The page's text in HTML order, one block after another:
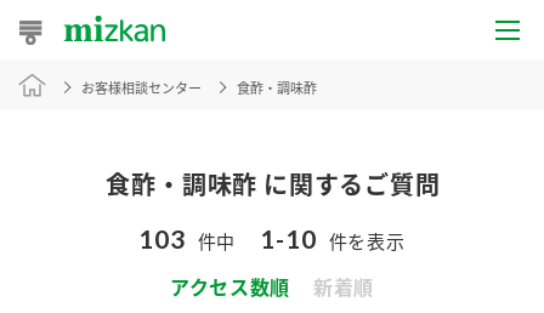
おうちレシピ
レシピカテゴリ一覧
お客様相談センター 食酢・調味酢
食酢・調味酢 に関するご質問
103 件中 1-10 件を表示
アクセス数順 新着順